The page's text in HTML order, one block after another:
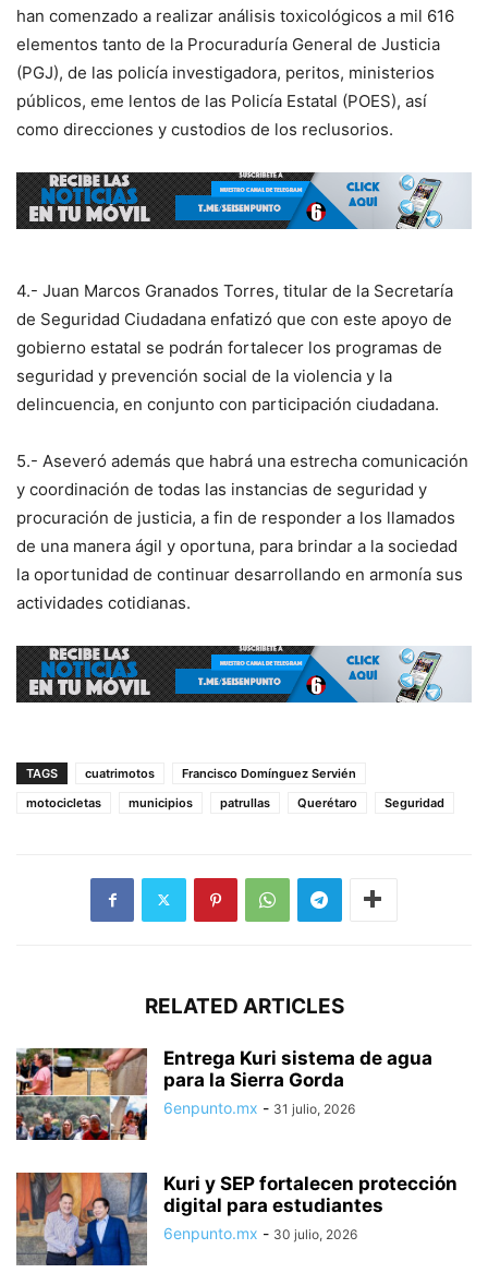
han comenzado a realizar análisis toxicológicos a mil 616
elementos tanto de la Procuraduría General de Justicia
(PGJ), de las policía investigadora, peritos, ministerios
públicos, eme lentos de las Policía Estatal (POES), así
como direcciones y custodios de los reclusorios.
4.- Juan Marcos Granados Torres, titular de la Secretaría
de Seguridad Ciudadana enfatizó que con este apoyo de
gobierno estatal se podrán fortalecer los programas de
seguridad y prevención social de la violencia y la
delincuencia, en conjunto con participación ciudadana.
5.- Aseveró además que habrá una estrecha comunicación
y coordinación de todas las instancias de seguridad y
procuración de justicia, a fin de responder a los llamados
de una manera ágil y oportuna, para brindar a la sociedad
la oportunidad de continuar desarrollando en armonía sus
actividades cotidianas.
TAGS cuatrimotos
Francisco Domínguez Servién
motocicletas
municipios patrullas Querétaro Seguridad
RELATED ARTICLES
Entrega Kuri sistema de agua
para la Sierra Gorda
6enpunto.mx - 31 julio, 2026
Kuri y SEP fortalecen protección
digital para estudiantes
6enpunto.mx - 30 julio, 2026